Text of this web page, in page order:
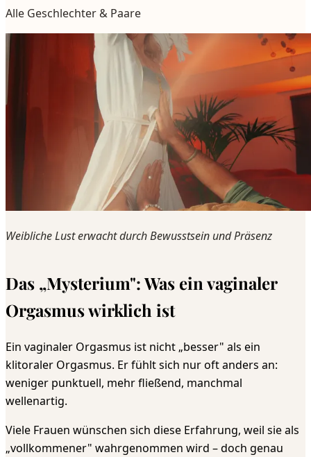
Alle Geschlechter & Paare
Weibliche Lust erwacht durch Bewusstsein und Präsenz
Das „Mysterium": Was ein vaginaler
Orgasmus wirklich ist
Ein vaginaler Orgasmus ist nicht „besser" als ein
klitoraler Orgasmus. Er fühlt sich nur oft anders an:
weniger punktuell, mehr fließend, manchmal
wellenartig.
Viele Frauen wünschen sich diese Erfahrung, weil sie als
„vollkommener" wahrgenommen wird – doch genau